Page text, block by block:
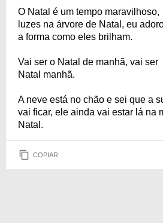
O Natal é um tempo maravilhoso,
luzes na árvore de Natal, eu
a forma como eles brilham.
Vai ser o Natal de manhã, vai ser
Natal manhã.
A neve está no chão e sei que a
vai ficar, ele ainda vai estar lá na
Natal.
COPIAR